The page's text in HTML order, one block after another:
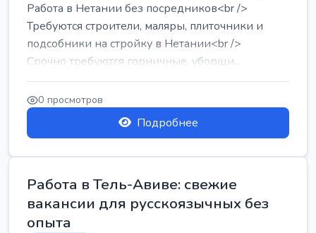
Работа в Нетании без посредников<br />
Требуются строители, маляры, плиточники и
подсобники на стройку в Нетании<br />
Срочно требуются горничные, уборщи...
0 просмотров
Подробнее
Работа в Тель-Авиве: свежие
вакансии для русскоязычных без
опыта